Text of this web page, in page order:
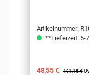
Artikelnummer:
**Lieferzeit: 5-
Verkaufspreis:
48,55 € Regulärer
101,15 €